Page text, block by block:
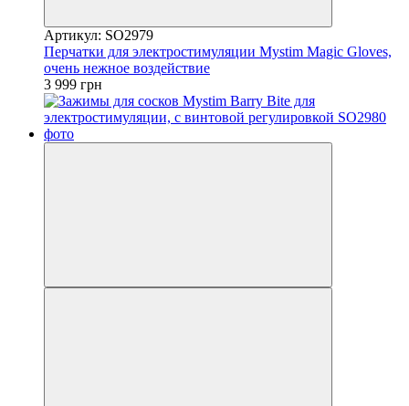
Артикул: SO2979
Перчатки для электростимуляции Mystim Magic Gloves,
очень нежное воздействие
3 999 грн